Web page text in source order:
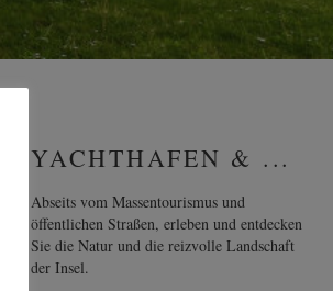
YACHTHAFEN & ...
Abseits vom Massentourismus und
öffentlichen Straßen, erleben und entdecken
Sie die Natur und die reizvolle Landschaft
der Insel.